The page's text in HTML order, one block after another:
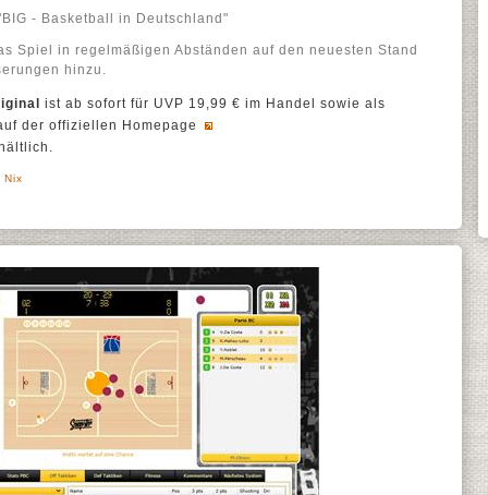
- Basketball in Deutschland"
Spiel in regelmäßigen Abständen auf den neuesten Stand
hinzu.
ist ab sofort für UVP 19,99 € im Handel sowie als
der offiziellen Homepage
Nix